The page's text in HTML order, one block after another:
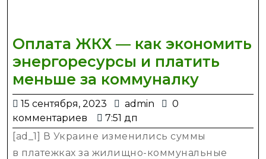
Оплата ЖКХ — как экономить
энергоресурсы и платить
меньше за коммуналкуОплата
ЖКХ
как
15 сентября, 2023
15
сентября,
2023
admin admin
0
комментариев
7:51 дп
[ad_1] В Украине изменились суммы
в платежках за жилищно-коммунальные